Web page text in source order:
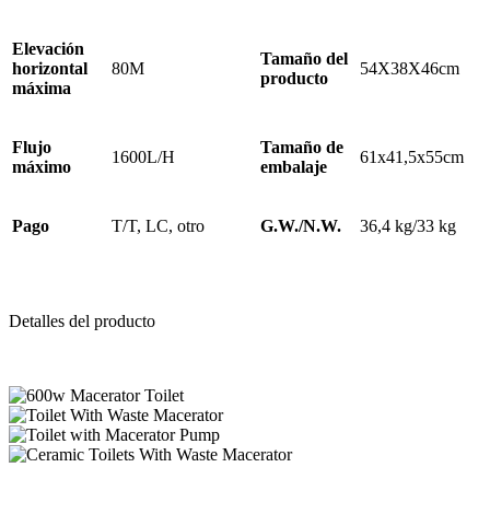
Elevación
horizontal
máxima
80M
Tamaño del
producto
54X38X46cm
Flujo
máximo
1600L/H
Tamaño de
embalaje
61x41,5x55cm
Pago T/T, LC, otro G.W./N.W. 36,4 kg/33 kg
Detalles del producto